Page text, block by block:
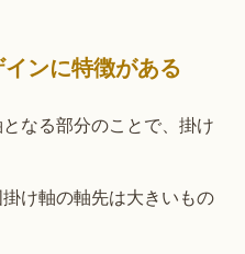
ンに特徴がある
なる部分のことで、掛け
け軸の軸先は大きいもの